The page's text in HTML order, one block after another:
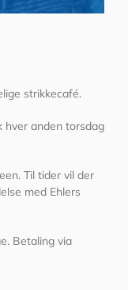
strikkecafé.
hver anden torsdag
Til tider vil der
med Ehlers
Betaling via